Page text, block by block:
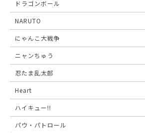
ドラゴンボール
NARUTO
にゃんこ大戦争
ニャンちゅう
忍たま乱太郎
Heart
ハイキュー!!
パウ・パトロール